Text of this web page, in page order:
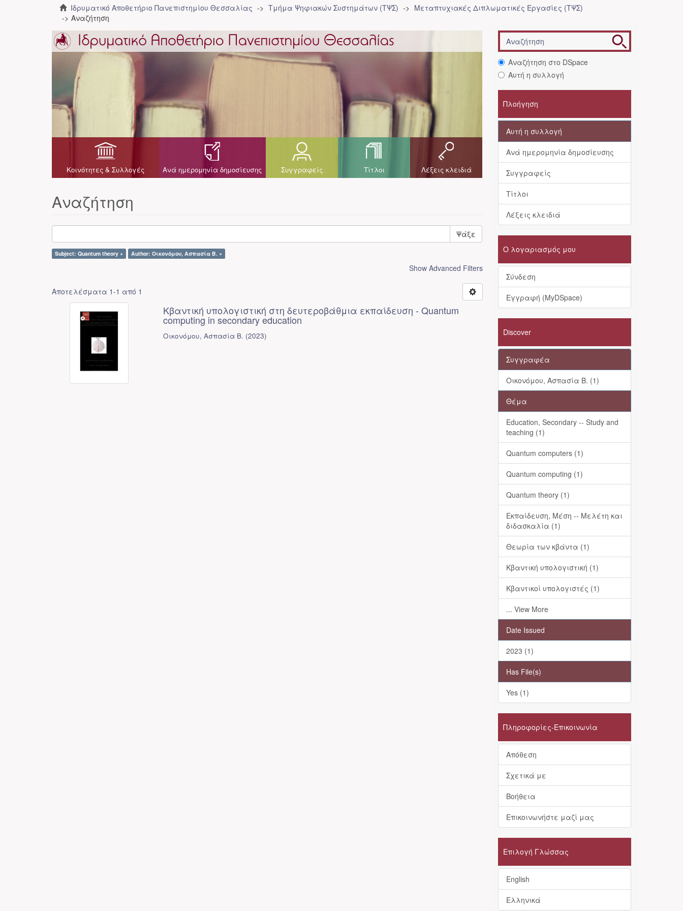
Ιδρυματικό Αποθετήριο Πανεπιστημίου Θεσσαλίας Τμήμα Ψηφιακών Συστημάτων (ΤΨΣ)
Μεταπτυχιακές Διπλωματικές Εργασίες (ΤΨΣ)
Αναζήτηση
Κοινότητες & Συλλογές Ανά ημερομηνία δημοσίευσης Συγγραφείς Τίτλοι Λέξεις κλειδιά
Αναζήτηση
Ψάξε
Subject: Quantum theory × Author: Οικονόμου, Ασπασία Β. ×
Show Advanced Filters
Αποτελέσματα 1-1 από 1
Κβαντική υπολογιστική στη δευτεροβάθμια εκπαίδευση - Quantum
computing in secondary education
Οικονόμου, Ασπασία Β. (2023)
Αναζήτηση στο DSpace
Αυτή η συλλογή
Πλοήγηση
Αυτή η συλλογή
Ανά ημερομηνία δημοσίευσης
Συγγραφείς
Τίτλοι
Λέξεις κλειδιά
Ο λογαριασμός μου
Σύνδεση
Εγγραφή (MyDSpace)
Discover
Συγγραφέα
Οικονόμου, Ασπασία Β. (1)
Θέμα
Education, Secondary -- Study and
teaching (1)
Quantum computers (1)
Quantum computing (1)
Quantum theory (1)
Εκπαίδευση, Μέση -- Μελέτη και
διδασκαλία (1)
Θεωρία των κβάντα (1)
Κβαντική υπολογιστική (1)
Κβαντικοί υπολογιστές (1)
... View More
Date Issued
2023 (1)
Has File(s)
Yes (1)
Πληροφορίες-Επικοινωνία
Απόθεση
Σχετικά με
Βοήθεια
Επικοινωνήστε μαζί μας
Επιλογή Γλώσσας
English
Ελληνικά